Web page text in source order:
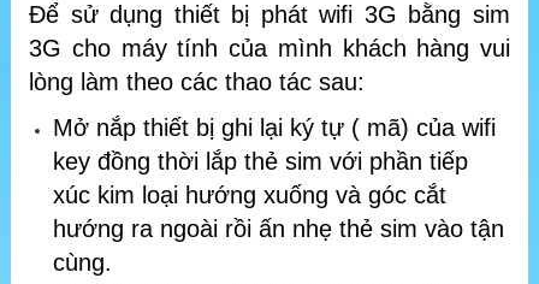
Để sử dụng thiết bị phát wifi 3G bằng sim
3G cho máy tính của mình khách hàng vui
lòng làm theo các thao tác sau:
Mở nắp thiết bị ghi lại ký tự ( mã) của wifi
key đồng thời lắp thẻ sim với phần tiếp
xúc kim loại hướng xuống và góc cắt
hướng ra ngoài rồi ấn nhẹ thẻ sim vào tận
cùng.